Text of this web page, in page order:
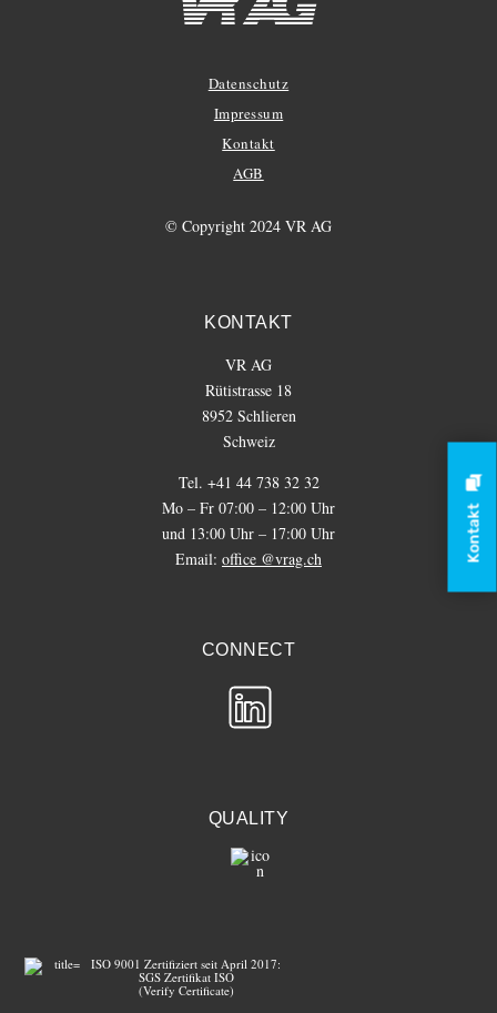
Datenschutz
Impressum
Kontakt
AGB
© Copyright 2024 VR AG
KONTAKT
VR AG
Rütistrasse 18
8952 Schlieren
Schweiz
Tel. +41 44 738 32 32
Mo – Fr 07:00 – 12:00 Uhr
und 13:00 Uhr – 17:00 Uhr
Email: office @vrag.ch
CONNECT
QUALITY
ISO 9001 Zertifiziert seit April 2017:
SGS Zertifikat ISO
(Verify Certificate)
Kontakt